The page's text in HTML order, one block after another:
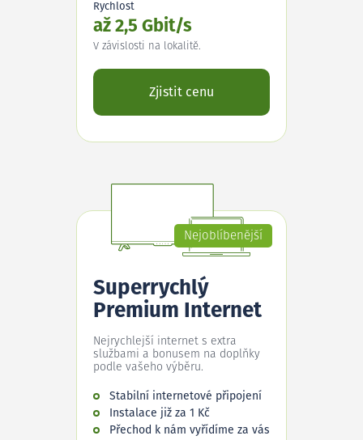
Rychlost
až 2,5 Gbit/s
V závislosti na lokalitě.
Zjistit cenu
Nejoblíbenější
Superrychlý
Premium Internet
Nejrychlejší internet s extra
službami a bonusem na doplňky
podle vašeho výběru.
Stabilní internetové připojení
Instalace již za 1 Kč
Přechod k nám vyřídíme za vás